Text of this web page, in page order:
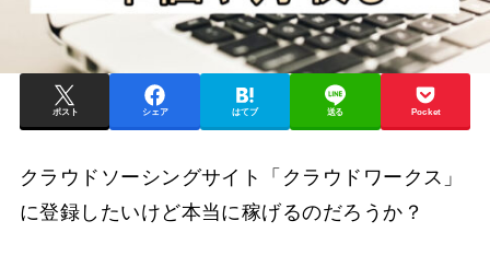
ポスト シェア はてブ 送る Pocket
クラウドソーシングサイト「クラウドワークス」
に登録したいけど本当に稼げるのだろうか？